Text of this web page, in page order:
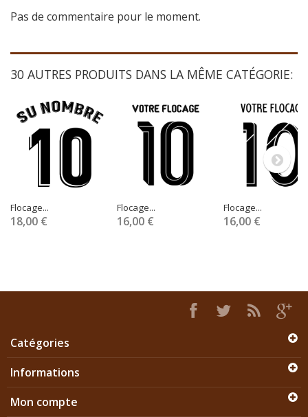
Pas de commentaire pour le moment.
30 AUTRES PRODUITS DANS LA MÊME CATÉGORIE:
Flocage...
18,00 €
Flocage...
16,00 €
Flocage...
16,00 €
Catégories
Informations
Mon compte